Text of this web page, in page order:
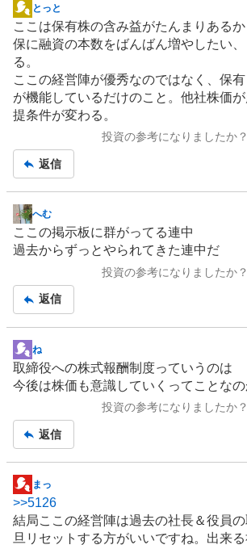
掲
示
板
記
事
とっと
ここは保有株の含み益がたんまりあるか
保に融資の本数をばんばん増やしたい
る。
ここの経営陣が優秀なのではなく、保
が機能しているだけのこと。他社株価
提条件が変わる。
投資の参考になりましたか？
返信
掲
示
板
へむ
ここの掲示板に群がってる連中
過去からずっとやられてきた連中だ
投資の参考になりましたか？
返信
掲
示
板
ね
取締役への株式報酬制度っていうのは
今後は株価も意識していくってことなの
投資の参考になりましたか？
返信
掲
示
板
まっ
>>5126
結局ここの経営陣は過去の社長＆役員
旦リセットする方がいいですね。出来